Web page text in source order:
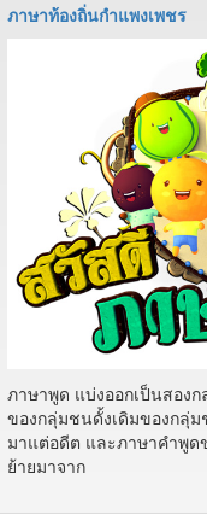
ภาษาท้องถิ่นกำแพงเพชร
ภาษาพูด แบ่งออกเป็นสอง
ของกลุ่มชนดั้งเดิมของกลุ่
มาแต่อดีต และภาษาคำพู
ย้ายมาจาก